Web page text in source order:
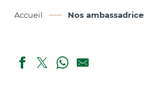
Accueil Nos